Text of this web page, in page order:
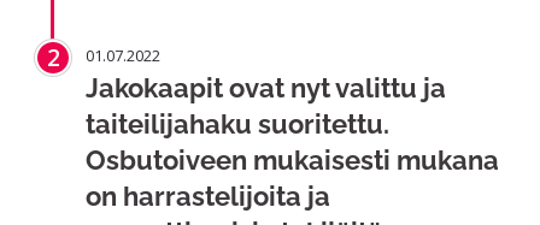
2 01.07.2022
Jakokaapit ovat nyt valittu ja
taiteilijahaku suoritettu.
Osbutoiveen mukaisesti mukana
on harrastelijoita ja